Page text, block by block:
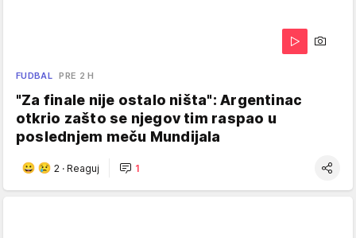
FUDBAL PRE 2 H
"Za finale nije ostalo ništa": Argentinac
otkrio zašto se njegov tim raspao u
poslednjem meču Mundijala
2 · Reaguj 1